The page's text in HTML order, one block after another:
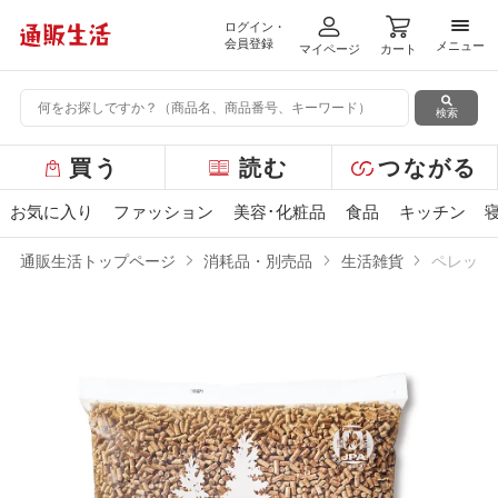
ログイン・
会員登録
マイページ カート
メニ
メニュー
検索
ー
バ
買う 読む つながる
お気に入り ファッション 美容･化粧品 食品 キッチン
通販生活トップページ 消耗品・別売品 生活雑貨 ペレット